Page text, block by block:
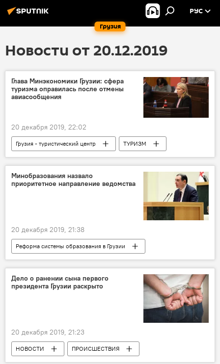
Грузия
РУС
Новости от 20.12.2019
Глава Минэкономики Грузии: сфера
туризма оправилась после отмены
авиасообщения
20 декабря 2019, 22:02
Грузия - туристический центр
ТУРИЗМ
ОБЩЕСТВО
Грузия
ЭКОНОМИКА
НОВОСТИ
Минобразования назвало
приоритетное направление ведомства
20 декабря 2019, 21:38
Реформа системы образования в Грузии
ОБЩЕСТВО
Грузия НОВОСТИ
Дело о ранении сына первого
президента Грузии раскрыто
20 декабря 2019, 21:23
НОВОСТИ
ПРОИСШЕСТВИЯ